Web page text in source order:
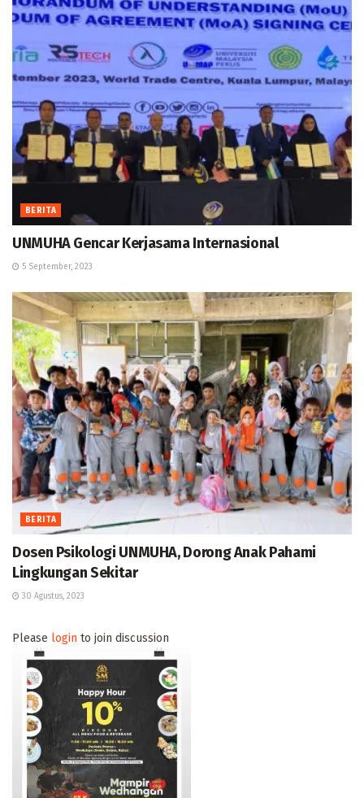
BERITA
UNMUHA Gencar Kerjasama Internasional
5 September, 2023
BERITA
Dosen Psikologi UNMUHA, Dorong Anak Pahami
Lingkungan Sekitar
30 Agustus, 2023
Please login to join discussion